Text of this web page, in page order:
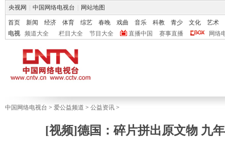
央视网 中国网络电视台 网站地图
首页 新闻 经济 体育 综艺 春晚 戏曲 音乐 科教 青少 文化
艺术
电视
频道大全 栏目大全 节目大全 直播中国 赛事直播 网络
中国网络电视台 > 爱公益频道 > 公益资讯 >
[视频]德国：碎片拼出原文物 九